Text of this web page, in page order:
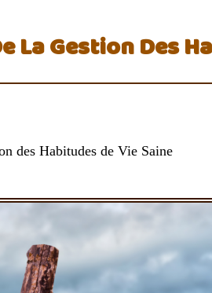
AFF
La Gestion Des
des Habitudes de Vie Saine